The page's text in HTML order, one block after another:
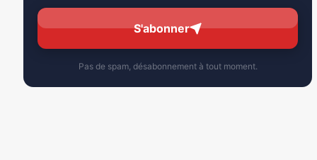
S'abonner
Pas de spam, désabonnement à tout moment.